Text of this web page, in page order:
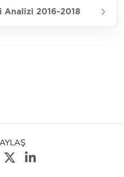
Analizi 2016-2018